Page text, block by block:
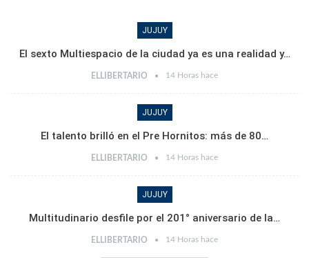
JUJUY
El sexto Multiespacio de la ciudad ya es una realidad y…
ELLIBERTARIO 14 Horas hace
JUJUY
El talento brilló en el Pre Hornitos: más de 80…
ELLIBERTARIO 14 Horas hace
JUJUY
Multitudinario desfile por el 201° aniversario de la…
ELLIBERTARIO 14 Horas hace